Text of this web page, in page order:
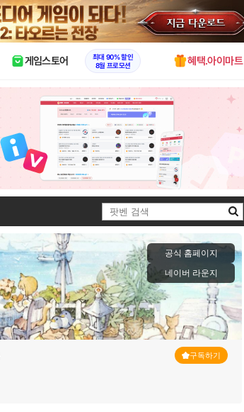
X
게임스토어
최대 90% 할인
8월 프로모션
혜택.아이마트
검
색
공식 홈페이지
네이버 라운지
구독하기